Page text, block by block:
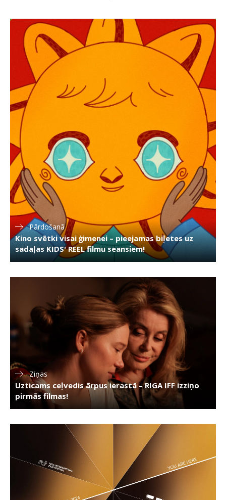
Pārdošanā
Kino svētki visai ģimenei – pieejamas biļetes uz
sadaļas KIDS' REEL filmu seansiem!
Ziņas
Uzticams ceļvedis ārpus ierastā – RIGA IFF izziņo
pirmās filmas!